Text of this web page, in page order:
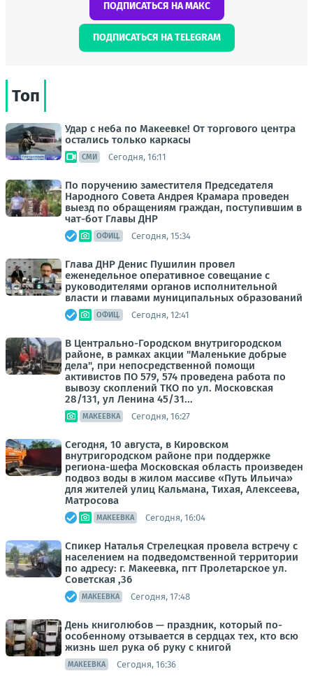
ПОДПИСАТЬСЯ НА МАКС
ПОДПИСАТЬСЯ НА TELEGRAM
Топ
Удар с неба по Макеевке! От торгового центра
остались только каркасы
СМИ Сегодня, 16:11
По поручению заместителя Председателя
Народного Совета Андрея Крамара проведен
выезд по обращениям граждан, поступившим в
чат-бот Главы ДНР
ОФИЦ. Сегодня, 15:34
Глава ДНР Денис Пушилин провел
еженедельное оперативное совещание с
руководителями органов исполнительной
власти и главами муниципальных образований
ОФИЦ. Сегодня, 12:41
В Центрально-Городском внутригородском
районе, в рамках акции "Маленькие добрые
дела", при непосредственной помощи
активистов ПО 579, 574 проведена работа по
вывозу скоплений ТКО по ул. Московская
28/131, ул Ленина 45/31...
МАКЕЕВКА Сегодня, 16:27
Сегодня, 10 августа, в Кировском
внутригородском районе при поддержке
региона-шефа Московская область произведен
подвоз воды в жилом массиве «Путь Ильича»
для жителей улиц Кальмана, Тихая, Алексеева,
Матросова
МАКЕЕВКА Сегодня, 16:04
Спикер Наталья Стрелецкая провела встречу с
населением на подведомственной территории
по адресу: г. Макеевка, пгт Пролетарское ул.
Советская ,36
МАКЕЕВКА Сегодня, 17:48
День книголюбов — праздник, который по-
особенному отзывается в сердцах тех, кто всю
жизнь шел рука об руку с книгой
МАКЕЕВКА Сегодня, 16:36